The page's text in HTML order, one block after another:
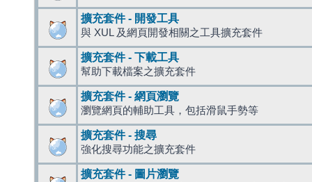
擴充套件 - 開發工具
與 XUL 及網頁開發相關之工具擴充套件
擴充套件 - 下載工具
幫助下載檔案之擴充套件
擴充套件 - 網頁瀏覽
瀏覽網頁的輔助工具，包括滑鼠手勢等
擴充套件 - 搜尋
強化搜尋功能之擴充套件
擴充套件 - 圖片瀏覽